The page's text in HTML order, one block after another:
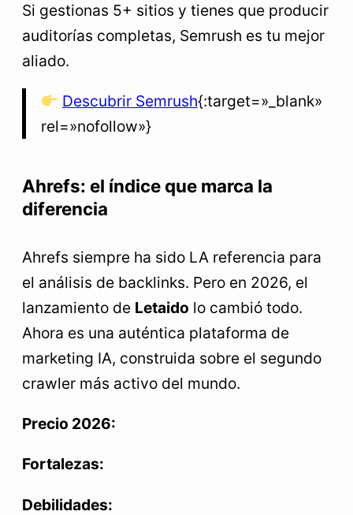
Si gestionas 5+ sitios y tienes que producir
auditorías completas, Semrush es tu mejor
aliado.
Descubrir Semrush{:target=»_blank»
rel=»nofollow»}
Ahrefs: el índice que marca la
diferencia
Ahrefs siempre ha sido LA referencia para
el análisis de backlinks. Pero en 2026, el
lanzamiento de Letaido lo cambió todo.
Ahora es una auténtica plataforma de
marketing IA, construida sobre el segundo
crawler más activo del mundo.
Precio 2026:
Fortalezas:
Debilidades: